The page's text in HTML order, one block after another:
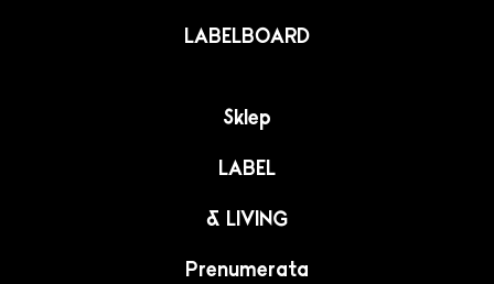
LABELBOARD
Sklep
LABEL
& LIVING
Prenumerata